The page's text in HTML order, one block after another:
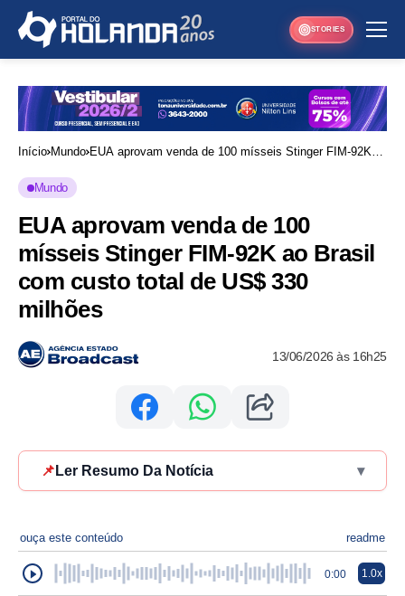
STORIES
Início Mundo EUA aprovam venda de 100 mísseis Stinger FIM-92K
Mundo
EUA aprovam venda de 100
mísseis Stinger FIM-92K ao Brasil
com custo total de US$ 330
milhões
13/06/2026 às 16h25
📌 Ler Resumo Da Notícia ▾
ouça este conteúdo readme
0:00 1.0x